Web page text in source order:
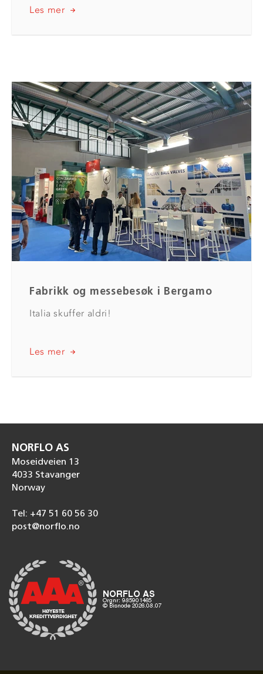
Les mer
Fabrikk og messebesøk i Bergamo
Italia skuffer aldri!
Les mer
NORFLO AS
Moseidveien 13
4033 Stavanger
Norway
Tel: +47 51 60 56 30
post@norflo.no